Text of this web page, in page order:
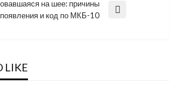
на шее: причины
появления и код по МКБ-10
LIKE